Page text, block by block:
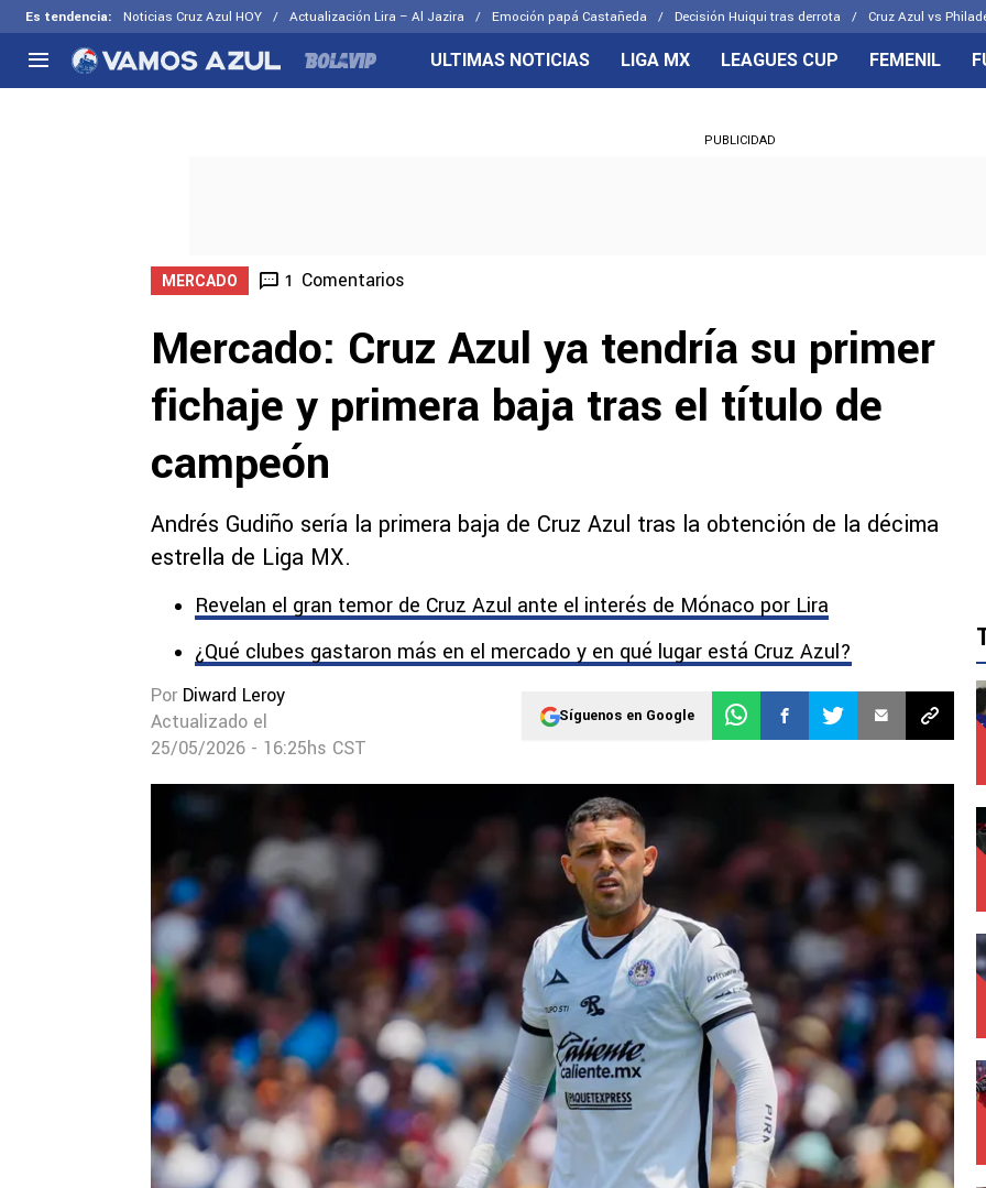
Es tendencia: Noticias Cruz Azul HOY Actualización Lira – Al Jazira Emoción papá Castañeda Decisión Huiqui tras derrota Cruz Azul vs
Selección Mexicana
CELESTES
ULTIMAS NOTICIAS LIGA MX LEAGUES CUP FEMENIL
PUBLICIDAD
MERCADO 1 Comentarios
Mercado: Cruz Azul ya tendría su primer
fichaje y primera baja tras el título de
campeón
Andrés Gudiño sería la primera baja de Cruz Azul tras la obtención de la décima
estrella de Liga MX.
Revelan el gran temor de Cruz Azul ante el interés de Mónaco por Lira
¿Qué clubes gastaron más en el mercado y en qué lugar está Cruz Azul?
Por Diward Leroy
Actualizado el
25/05/2026 - 16:25hs CST
Síguenos en Google